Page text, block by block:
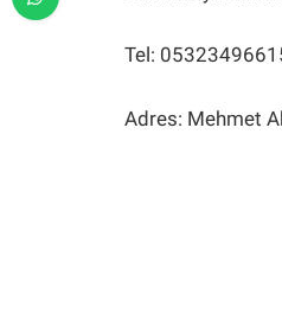
Tel:
Adres: Mehmet